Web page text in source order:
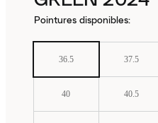
Pointures disponibles:
36.5 37.5
40 40.5